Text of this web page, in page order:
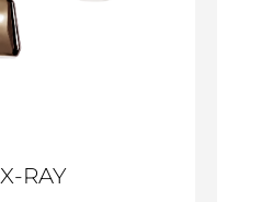
X-RAY